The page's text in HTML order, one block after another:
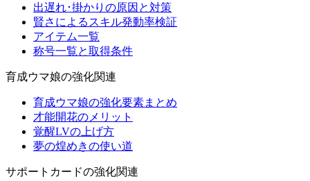
出遅れ･掛かりの原因と対策
賢さによるスキル発動率検証
アイテム一覧
称号一覧と取得条件
育成ウマ娘の強化関連
育成ウマ娘の強化要素まとめ
才能開花のメリット
覚醒LVの上げ方
夢の煌めきの使い道
サポートカードの強化関連